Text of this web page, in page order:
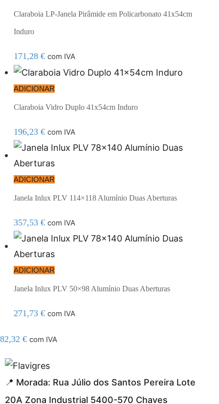
Claraboia LP-Janela Pirâmide em Policarbonato 41x54cm
Induro
171,28 € com IVA
ADICIONAR
Claraboia Vidro Duplo 41x54cm Induro
196,23 € com IVA
ADICIONAR
Janela Inlux PLV 114×118 Alumínio Duas Aberturas
357,53 € com IVA
ADICIONAR
Janela Inlux PLV 50×98 Alumínio Duas Aberturas
271,73 € com IVA
82,32 € com IVA
resmi adresi
📍 Morada: Rua Júlio dos Santos Pereira Lote
20A Zona Industrial 5400-570 Chaves